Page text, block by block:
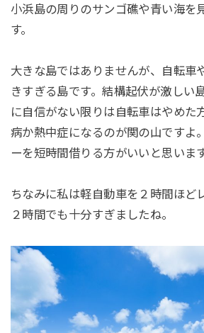
小浜島の周りのサンゴ礁や青い海を
す。
大きな島ではありませんが、自転車
きすぎる島です。結構起伏が激しい
に自信がない限りは自転車はやめた
病か熱中症になるのが関の山ですよ
ーを短時間借りる方がいいと思います
ちなみに私は軽自動車を２時間ほど
２時間でも十分すぎましたね。